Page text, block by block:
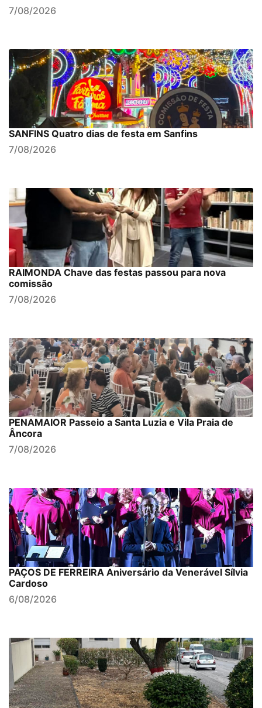
7/08/2026
SANFINS Quatro dias de festa em Sanfins
7/08/2026
RAIMONDA Chave das festas passou para nova
comissão
7/08/2026
PENAMAIOR Passeio a Santa Luzia e Vila Praia de
Âncora
7/08/2026
PAÇOS DE FERREIRA Aniversário da Venerável Sílvia
Cardoso
6/08/2026